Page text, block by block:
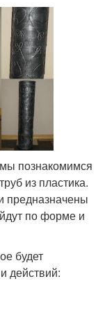
познакомимся
из пластика.
предназначены
по форме и
будет
действий: